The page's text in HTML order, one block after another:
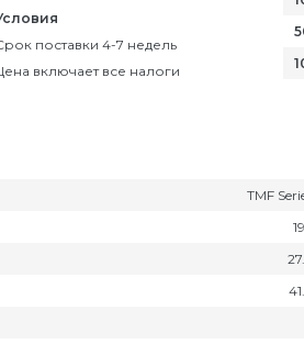
поставки 4-7 недель
включает все налоги
TMF